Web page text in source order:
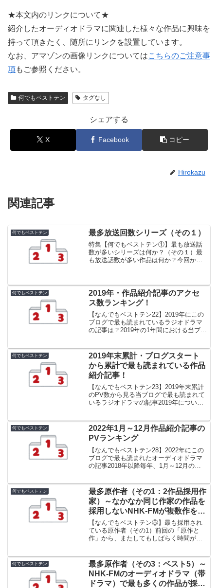
★本文内のリンクについて★
紹介したオーディオドラマに関連した様々な作品に興味を
持って頂きたく、随所にリンクを設置しています。
なお、アマゾンの画像リンクについてはこちらのご注意事
項もご参照ください。
何でもベストテン タグなし
シェアする
X Facebook コピー
Hirokazu
関連記事
何でもベストテン 最多放送回数シリーズ（その１）
特集【何でもベストテン①】最も放送話
数が多いシリーズは何か？（その１）最
も放送話数が多い作品は何か？今回から
グ形式でまとめてみたいと思います。と
はいえ、私は青春アドベン...
何でもベストテン
2019年・作品紹介記事のアクセ
ス数ランキング！
【なんでもベストテン22】2019年にこの
ブログで最も読まれているラジオドラマ
の記事は？2019年の1年間における当ブロ
事だけであり、特集記事は対象外してい
ます。各作品...
何でもベストテン
2019年末累計・ブログスタート
から累計で最も読まれている作品
紹介記事！
【なんでもベストテン23】2019年末累計
のPV数から見る当ブログで最も読まれて
いるラジオドラマの記事2019年について
（ラジオドラマ紹介記事）。ご覧くださ
い。...
何でもベストテン
2022年1月～12月作品紹介記事の
PVランキング
【なんでもベストテン28】2022年にこの
ブログで最も読まれたオーディオドラマ
の記事2018年以降毎年、1月～12月の記
います。2022年も終わりましたので2022
年...
何でもベストテン
最多原作者（その1：2作品採用作
家）～なかなか同じ作家の作品を
採用しないNHK-FMが複数作をオ
ーディオドラマ化した小説家など
【なんでもベストテン⑤】最も採用され
ている原作者（その1）前回の「原作と
作」から、またしてもしばらく時間が空
ーの原作者について調べてみたいと思い
ます。原作作品のみのラン...
何でもベストテン
最多原作者（その3：ベスト5）～
NHK-FMのオーディオドラマ（帯
ドラマ）で最も多くの作品が採用